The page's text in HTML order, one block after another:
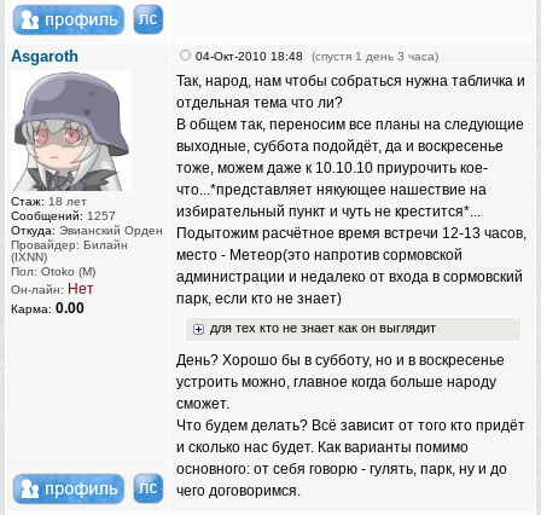
Asgaroth
Стаж: 18 лет
Сообщений: 1257
Откуда: Эвианский Орден
Провайдер: Билайн
(IXNN)
Пол: Otoko (M)
Он-лайн: Нет
Карма: 0.00
04-Окт-2010 18:48 (спустя 1 день 3 часа)
Так, народ, нам чтобы собраться нужна табличка и
отдельная тема что ли?
В общем так, переносим все планы на следующие
выходные, суббота подойдёт, да и воскресенье
тоже, можем даже к 10.10.10 приурочить кое-
что...*представляет някующее нашествие на
избирательный пункт и чуть не крестится*...
Подытожим расчётное время встречи 12-13 часов,
место - Метеор(это напротив сормовской
администрации и недалеко от входа в сормовский
парк, если кто не знает)
для тех кто не знает как он выглядит
День? Хорошо бы в субботу, но и в воскресенье
устроить можно, главное когда больше народу
сможет.
Что будем делать? Всё зависит от того кто придёт
и сколько нас будет. Как варианты помимо
основного: от себя говорю - гулять, парк, ну и до
чего договоримся.